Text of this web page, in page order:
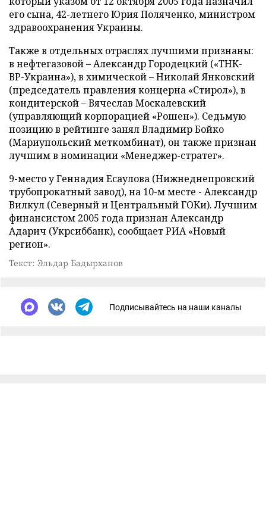
его сына, 42-летнего Юрия Поляченко, министром
здравоохранения Украины.
Также в отдельных отраслях лучшими признаны:
в нефтегазовой – Александр Городецкий («ТНК-
ВР-Украина»), в химической – Николай Янковский
(председатель правления концерна «Стирол»), в
кондитерской – Вячеслав Москалевский
(управляющий корпорацией «Рошен»). Седьмую
позицию в рейтинге занял Владимир Бойко
(Мариупольский меткомбинат), он также признан
лучшим в номинации «Менеджер-стратег».
9-место у Геннадия Есаулова (Нижнеднепровский
трубопрокатный завод), на 10-м месте - Александр
Вилкул (Северный и Центральный ГОКи). Лучшим
финансистом 2005 года признан Александр
Адарич (Укрсиббанк), сообщает РИА «Новый
регион».
Текст: Эльдар Бадырханов
Подписывайтесь на наши каналы